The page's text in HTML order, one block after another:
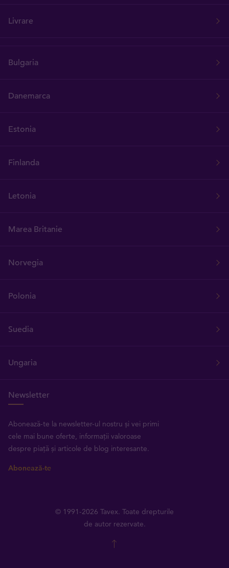
Livrare
Bulgaria
Danemarca
Estonia
Finlanda
Letonia
Marea Britanie
Norvegia
Polonia
Suedia
Ungaria
Newsletter
Abonează-te la newsletter-ul nostru și vei primi
cele mai bune oferte, informații valoroase
despre piață și articole de blog interesante.
Abonează-te
© 1991-2026 Tavex. Toate drepturile
de autor rezervate.